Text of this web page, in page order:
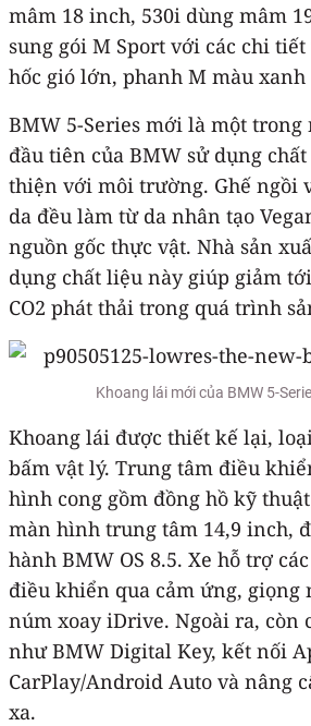
mâm 18 inch, 530i dùng mâm
sung gói M Sport với các chi
hốc gió lớn, phanh M màu xanh
BMW 5-Series mới là một trong
đầu tiên của BMW sử dụng
thiện với môi trường. Ghế ngồi
da đều làm từ da nhân tạo
nguồn gốc thực vật. Nhà sản
dụng chất liệu này giúp giảm
CO2 phát thải trong quá trình
Khoang lái mới của BMW 5-
Khoang lái được thiết kế lại,
bấm vật lý. Trung tâm điều
hình cong gồm đồng hồ kỹ
màn hình trung tâm 14,9 inch,
hành BMW OS 8.5. Xe hỗ trợ
điều khiển qua cảm ứng, giọng
núm xoay iDrive. Ngoài ra, còn
như BMW Digital Key, kết nối
CarPlay/Android Auto và nâng
xa.